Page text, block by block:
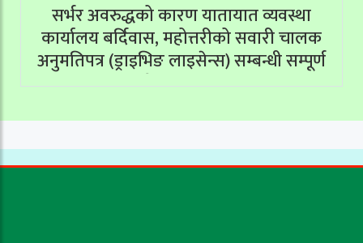
सर्भर अवरुद्धको कारण यातायात व्यवस्था
कार्यालय बर्दिवास, महोत्तरीको सवारी चालक
अनुमतिपत्र (ड्राइभिङ लाइसेन्स) सम्बन्धी सम्पूर्ण
सेवाहरू बन्द